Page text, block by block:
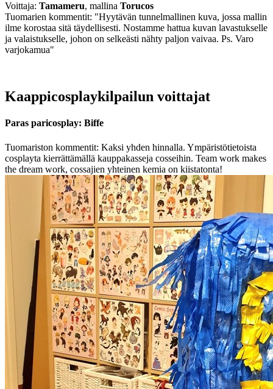
Voittaja: Tamameru, mallina Torucos
Tuomarien kommentit: "Hyytävän tunnelmallinen kuva, jossa mallin
ilme korostaa sitä täydellisesti. Nostamme hattua kuvan lavastukselle
ja valaistukselle, johon on selkeästi nähty paljon vaivaa. Ps. Varo
varjokamua"
Kaappicosplaykilpailun voittajat
Paras paricosplay: Biffe
Tuomariston kommentit: Kaksi yhden hinnalla. Ympäristötietoista
cosplayta kierrättämällä kauppakasseja cosseihin. Team work makes
the dream work, cossajien yhteinen kemia on kiistatonta!